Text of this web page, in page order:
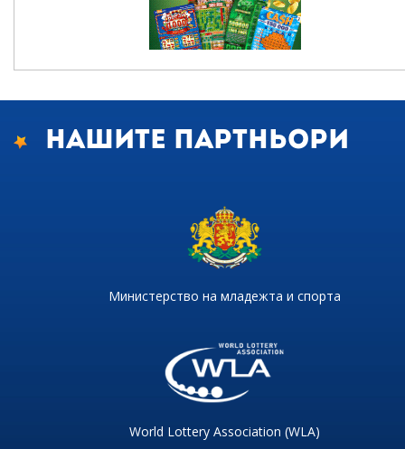
Нашите партньори
Министерство на младежта и спорта
World Lottery Association (WLA)